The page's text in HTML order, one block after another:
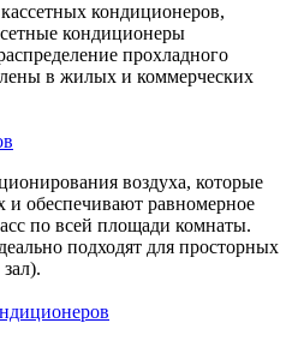
кондиционеров,
кондиционеры
прохладного
в жилых и коммерческих
воздуха, которые
и обеспечивают равномерное
по всей площади комнаты.
подходят для просторных